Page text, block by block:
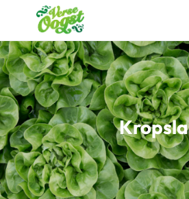
Verse Oogst
Kropsla